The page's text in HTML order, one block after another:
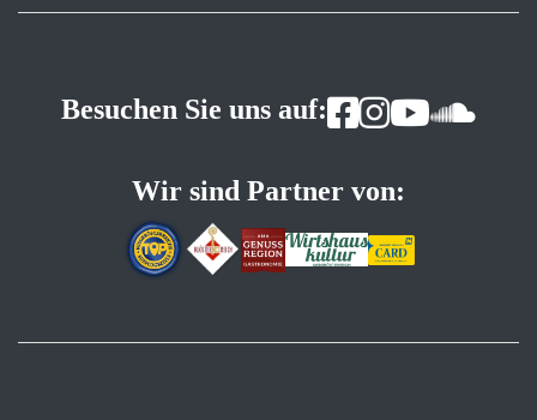
Besuchen Sie uns auf:
Wir sind Partner von: